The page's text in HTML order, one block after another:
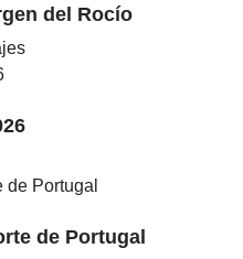
del Rocío
de Portugal